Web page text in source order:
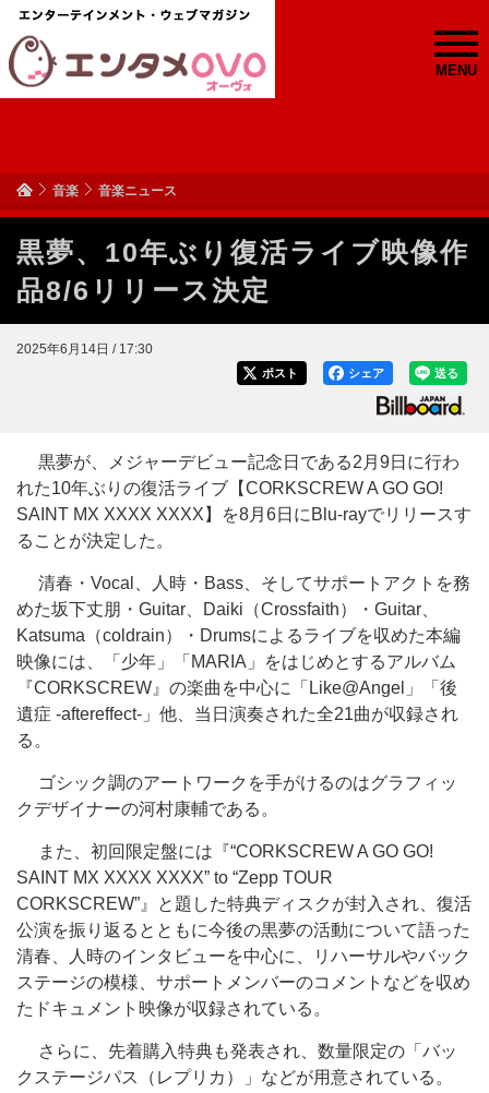
MENU
音楽 音楽ニュース
黒夢、10年ぶり復活ライブ映像作
品8/6リリース決定
2025年6月14日 / 17:30
送る
シェア
ポスト
黒夢が、メジャーデビュー記念日である2月9日に行わ
れた10年ぶりの復活ライブ【CORKSCREW A GO GO!
SAINT MX XXXX XXXX】を8月6日にBlu-rayでリリースす
ることが決定した。
清春・Vocal、人時・Bass、そしてサポートアクトを務
めた坂下丈朋・Guitar、Daiki（Crossfaith）・Guitar、
Katsuma（coldrain）・Drumsによるライブを収めた本編
映像には、「少年」「MARIA」をはじめとするアルバム
『CORKSCREW』の楽曲を中心に「Like@Angel」「後
遺症 -aftereffect-」他、当日演奏された全21曲が収録され
る。
ゴシック調のアートワークを手がけるのはグラフィッ
クデザイナーの河村康輔である。
また、初回限定盤には『“CORKSCREW A GO GO!
SAINT MX XXXX XXXX” to “Zepp TOUR
CORKSCREW”』と題した特典ディスクが封入され、復活
公演を振り返るとともに今後の黒夢の活動について語った
清春、人時のインタビューを中心に、リハーサルやバック
ステージの模様、サポートメンバーのコメントなどを収め
たドキュメント映像が収録されている。
さらに、先着購入特典も発表され、数量限定の「バッ
クステージパス（レプリカ）」などが用意されている。